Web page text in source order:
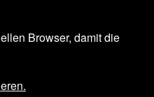
Browser, damit die